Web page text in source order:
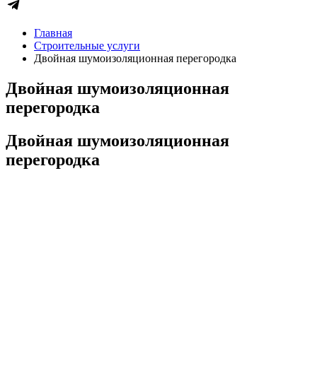
Главная
Строительные услуги
Двойная шумоизоляционная перегородка
Двойная шумоизоляционная
перегородка
Двойная шумоизоляционная
перегородка